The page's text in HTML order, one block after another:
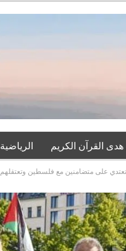
القرآن الكريم الرياضية
تعتدي على متضامنين مع فلسطين وتعتقلهم